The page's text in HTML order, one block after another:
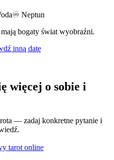
♾ Neptun
bogaty świat wyobraźni.
inną datę
więcej o sobie i
— zadaj konkretne pytanie i
tarot online